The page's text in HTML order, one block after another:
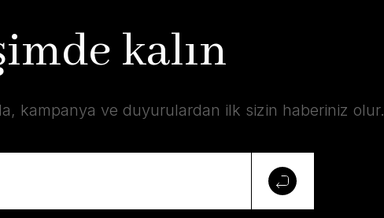
kalın
kampanya ve duyurulardan ilk sizin haberiniz olur.